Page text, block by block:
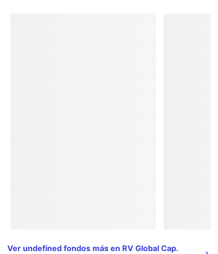
Ver undefined fondos más en RV Global Cap.